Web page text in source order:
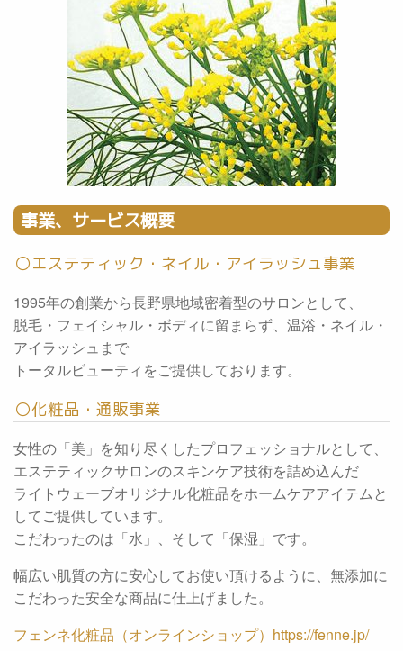
事業、サービス概要
〇エステティック・ネイル・アイラッシュ事業
1995年の創業から長野県地域密着型のサロンとして、
脱毛・フェイシャル・ボディに留まらず、温浴・ネイル・
アイラッシュまで
トータルビューティをご提供しております。
〇化粧品・通販事業
女性の「美」を知り尽くしたプロフェッショナルとして、
エステティックサロンのスキンケア技術を詰め込んだ
ライトウェーブオリジナル化粧品をホームケアアイテムと
してご提供しています。
こだわったのは「水」、そして「保湿」です。
幅広い肌質の方に安心してお使い頂けるように、無添加に
こだわった安全な商品に仕上げました。
フェンネ化粧品（オンラインショップ）https://fenne.jp/